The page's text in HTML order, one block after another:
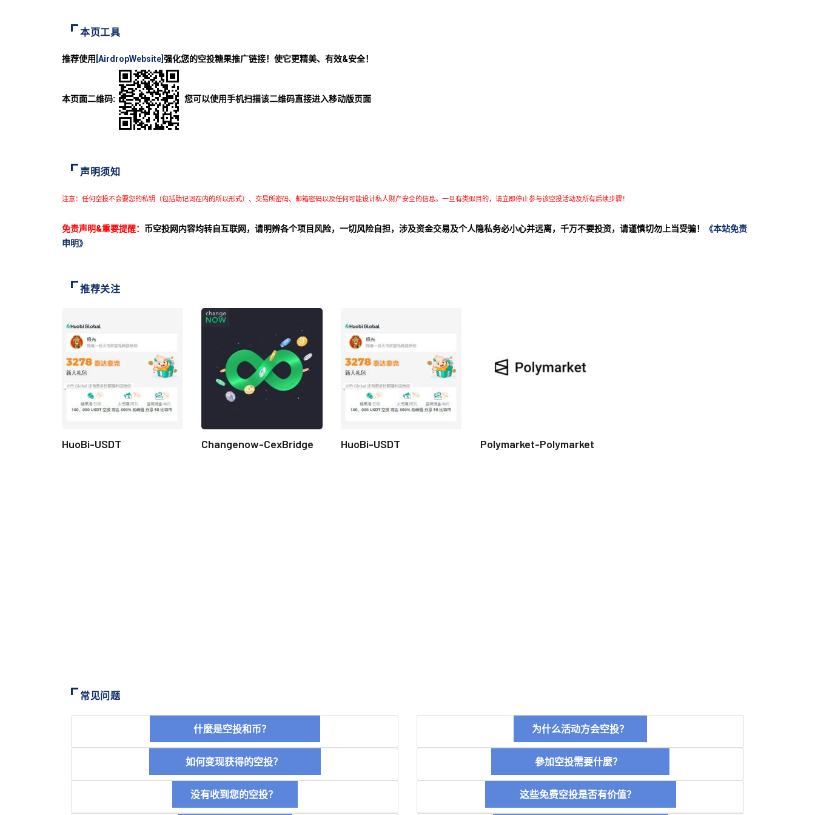
本页工具
推荐使用 [AirdropWebsite] 强化您的空投糖果推广链接！使它更精美、有效&安全！
本页面二维码: 您可以使用手机扫描该二维码直接进入移动版页面
声明须知
注意：任何空投不会要您的私钥（包括助记词在内的所以形式）、交易所密码、邮箱密码以及任何可能设计私人财产安全的信息。一旦有类似目的，请立即停止参与该空投活动及所有后续步骤！
免责声明&重要提醒： 币空投网内容均转自互联网，请明辨各个项目风险，一切风险自担，涉及资金交易及个人隐私务必小心并远离，千万不要投资，请谨慎切勿上当受骗！
《本站免责
申明》
推荐关注
HuoBi-USDT Changenow-CexBridge HuoBi-USDT Polymarket-Polymarket
常见问题
什麼是空投和币？ 为什么活动方会空投？
如何变现获得的空投？ 參加空投需要什麼？
没有收到您的空投？ 这些免费空投是否有价值？